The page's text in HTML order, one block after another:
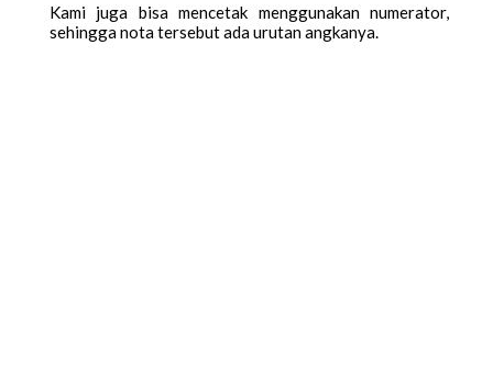
Kami juga bisa mencetak menggunakan numerator,
sehingga nota tersebut ada urutan angkanya.